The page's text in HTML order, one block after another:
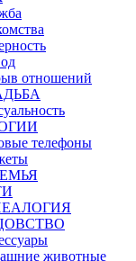
отношений
телефоны
животные